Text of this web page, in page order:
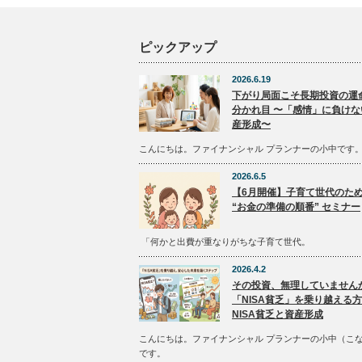
ピックアップ
2026.6.19
下がり局面こそ長期投資の運
分かれ目 〜「感情」に負け
産形成〜
こんにちは。ファイナンシャル プランナーの小中です
2026.6.5
【6月開催】子育て世代のた
“お金の準備の順番” セミナー
「何かと出費が重なりがちな子育て世代。
2026.4.2
その投資、無理していません
「NISA貧乏」を乗り越える
NISA貧乏と資産形成
こんにちは。ファイナンシャル プランナーの小中（こ
です。